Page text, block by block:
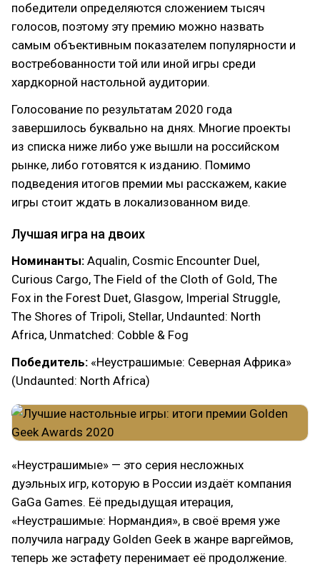
победители определяются сложением тысяч
голосов, поэтому эту премию можно назвать
самым объективным показателем популярности и
востребованности той или иной игры среди
хардкорной настольной аудитории.
Голосование по результатам 2020 года
завершилось буквально на днях. Многие проекты
из списка ниже либо уже вышли на российском
рынке, либо готовятся к изданию. Помимо
подведения итогов премии мы расскажем, какие
игры стоит ждать в локализованном виде.
Лучшая игра на двоих
Номинанты: Aqualin, Cosmic Encounter Duel,
Curious Cargo, The Field of the Cloth of Gold, The
Fox in the Forest Duet, Glasgow, Imperial Struggle,
The Shores of Tripoli, Stellar, Undaunted: North
Africa, Unmatched: Cobble & Fog
Победитель: «Неустрашимые: Северная Африка»
(Undaunted: North Africa)
«Неустрашимые» — это серия несложных
дуэльных игр, которую в России издаёт компания
GaGa Games. Её предыдущая итерация,
«Неустрашимые: Нормандия», в своё время уже
получила награду Golden Geek в жанре варгеймов,
теперь же эстафету перенимает её продолжение.